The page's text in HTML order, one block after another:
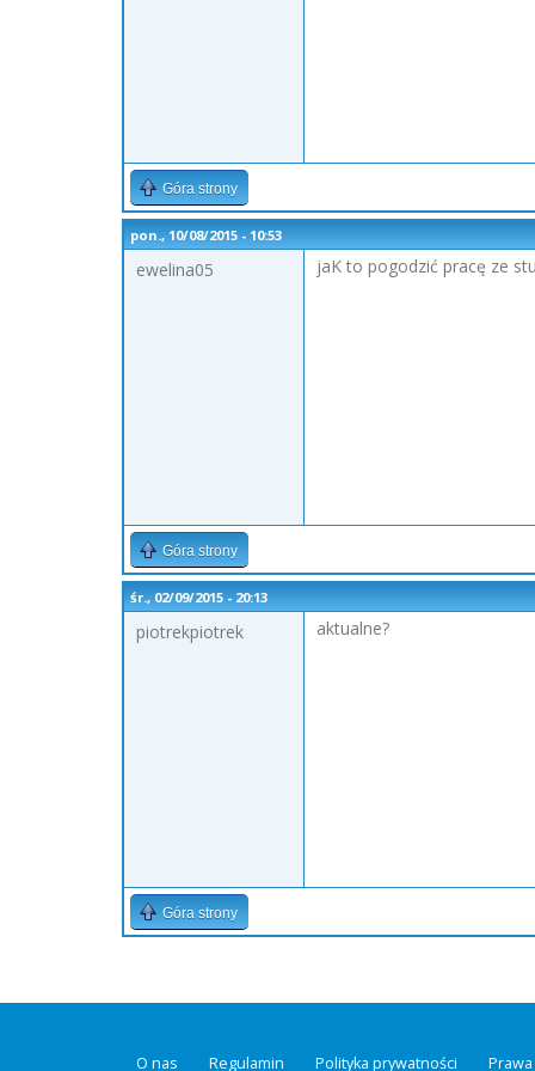
Góra strony
pon., 10/08/2015 - 10:53
ewelina05
jaK to pogodzić pracę ze
Góra strony
śr., 02/09/2015 - 20:13
piotrekpiotrek
aktualne?
Góra strony
O nas Regulamin Polityka prywatności